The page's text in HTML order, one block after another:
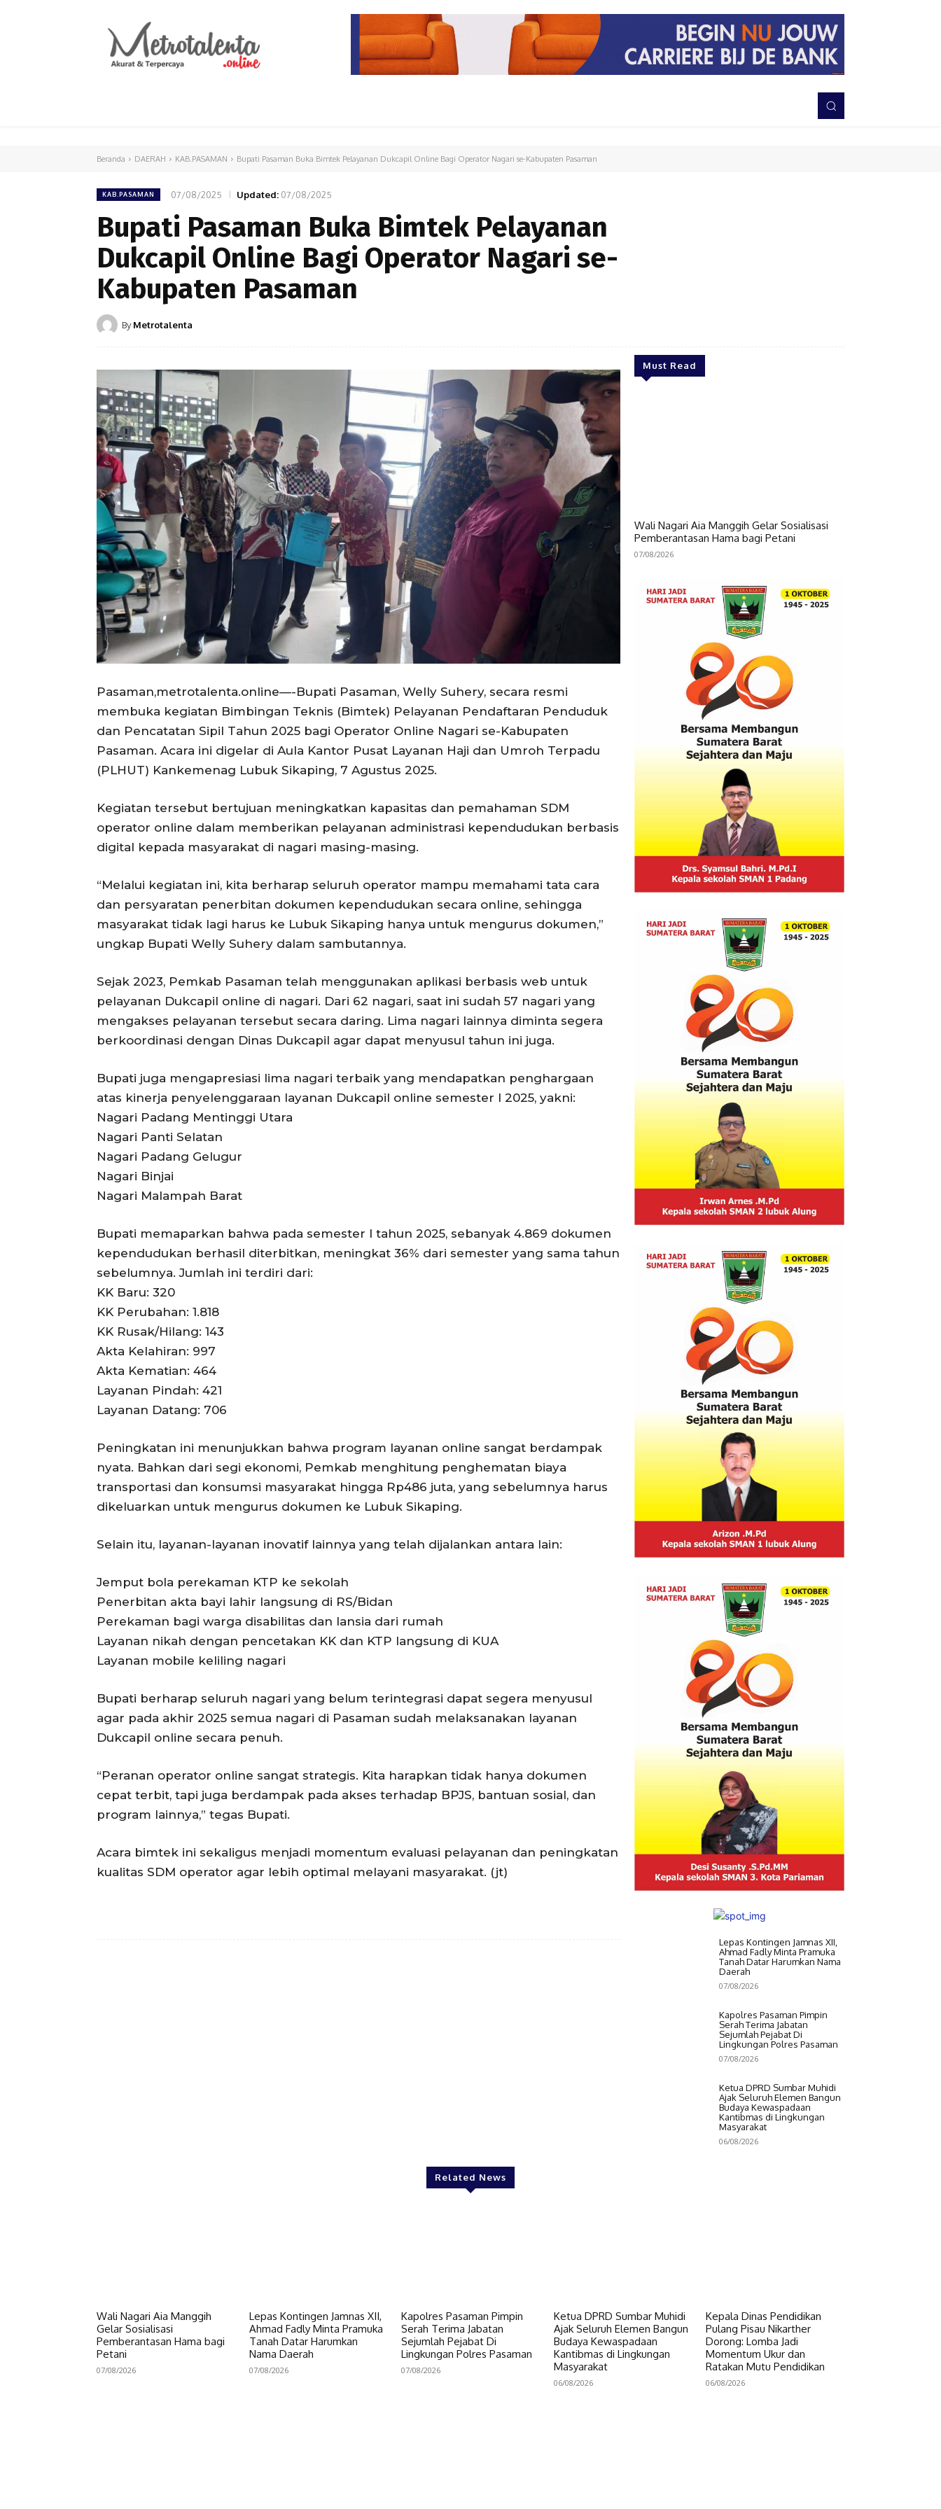
TNI-POLRI
Beranda DAERAH KAB.PASAMAN Bupati Pasaman Buka Bimtek Pelayanan Dukcapil Online Bagi Operator Nagari se-Kabupaten Pasaman
KAB.PASAMAN 07/08/2025 Updated: 07/08/2025
Bupati Pasaman Buka Bimtek Pelayanan
Dukcapil Online Bagi Operator Nagari se-
Kabupaten Pasaman
By Metrotalenta
Pasaman,metrotalenta.online—-Bupati Pasaman, Welly Suhery, secara resmi
membuka kegiatan Bimbingan Teknis (Bimtek) Pelayanan Pendaftaran Penduduk
dan Pencatatan Sipil Tahun 2025 bagi Operator Online Nagari se-Kabupaten
Pasaman. Acara ini digelar di Aula Kantor Pusat Layanan Haji dan Umroh Terpadu
(PLHUT) Kankemenag Lubuk Sikaping, 7 Agustus 2025.
Kegiatan tersebut bertujuan meningkatkan kapasitas dan pemahaman SDM
operator online dalam memberikan pelayanan administrasi kependudukan berbasis
digital kepada masyarakat di nagari masing-masing.
“Melalui kegiatan ini, kita berharap seluruh operator mampu memahami tata cara
dan persyaratan penerbitan dokumen kependudukan secara online, sehingga
masyarakat tidak lagi harus ke Lubuk Sikaping hanya untuk mengurus dokumen,”
ungkap Bupati Welly Suhery dalam sambutannya.
Sejak 2023, Pemkab Pasaman telah menggunakan aplikasi berbasis web untuk
pelayanan Dukcapil online di nagari. Dari 62 nagari, saat ini sudah 57 nagari yang
mengakses pelayanan tersebut secara daring. Lima nagari lainnya diminta segera
berkoordinasi dengan Dinas Dukcapil agar dapat menyusul tahun ini juga.
Bupati juga mengapresiasi lima nagari terbaik yang mendapatkan penghargaan
atas kinerja penyelenggaraan layanan Dukcapil online semester I 2025, yakni:
Nagari Padang Mentinggi Utara
Nagari Panti Selatan
Nagari Padang Gelugur
Nagari Binjai
Nagari Malampah Barat
Bupati memaparkan bahwa pada semester I tahun 2025, sebanyak 4.869 dokumen
kependudukan berhasil diterbitkan, meningkat 36% dari semester yang sama tahun
sebelumnya. Jumlah ini terdiri dari:
KK Baru: 320
KK Perubahan: 1.818
KK Rusak/Hilang: 143
Akta Kelahiran: 997
Akta Kematian: 464
Layanan Pindah: 421
Layanan Datang: 706
Peningkatan ini menunjukkan bahwa program layanan online sangat berdampak
nyata. Bahkan dari segi ekonomi, Pemkab menghitung penghematan biaya
transportasi dan konsumsi masyarakat hingga Rp486 juta, yang sebelumnya harus
dikeluarkan untuk mengurus dokumen ke Lubuk Sikaping.
Selain itu, layanan-layanan inovatif lainnya yang telah dijalankan antara lain:
Jemput bola perekaman KTP ke sekolah
Penerbitan akta bayi lahir langsung di RS/Bidan
Perekaman bagi warga disabilitas dan lansia dari rumah
Layanan nikah dengan pencetakan KK dan KTP langsung di KUA
Layanan mobile keliling nagari
Bupati berharap seluruh nagari yang belum terintegrasi dapat segera menyusul
agar pada akhir 2025 semua nagari di Pasaman sudah melaksanakan layanan
Dukcapil online secara penuh.
“Peranan operator online sangat strategis. Kita harapkan tidak hanya dokumen
cepat terbit, tapi juga berdampak pada akses terhadap BPJS, bantuan sosial, dan
program lainnya,” tegas Bupati.
Acara bimtek ini sekaligus menjadi momentum evaluasi pelayanan dan peningkatan
kualitas SDM operator agar lebih optimal melayani masyarakat. (jt)
Must Read
Wali Nagari Aia Manggih Gelar Sosialisasi
Pemberantasan Hama bagi Petani
07/08/2026
Lepas Kontingen Jamnas XII,
Ahmad Fadly Minta Pramuka
Tanah Datar Harumkan Nama
Daerah
07/08/2026
Kapolres Pasaman Pimpin
Serah Terima Jabatan
Sejumlah Pejabat Di
Lingkungan Polres Pasaman
07/08/2026
Ketua DPRD Sumbar Muhidi
Ajak Seluruh Elemen Bangun
Budaya Kewaspadaan
Kantibmas di Lingkungan
Masyarakat
06/08/2026
Related News
Wali Nagari Aia Manggih
Gelar Sosialisasi
Pemberantasan Hama bagi
Petani
07/08/2026
Lepas Kontingen Jamnas XII,
Ahmad Fadly Minta Pramuka
Tanah Datar Harumkan
Nama Daerah
07/08/2026
Kapolres Pasaman Pimpin
Serah Terima Jabatan
Sejumlah Pejabat Di
Lingkungan Polres Pasaman
07/08/2026
Ketua DPRD Sumbar Muhidi
Ajak Seluruh Elemen Bangun
Budaya Kewaspadaan
Kantibmas di Lingkungan
Masyarakat
06/08/2026
Kepala Dinas Pendidikan
Pulang Pisau Nikarther
Dorong: Lomba Jadi
Momentum Ukur dan
Ratakan Mutu Pendidikan
06/08/2026